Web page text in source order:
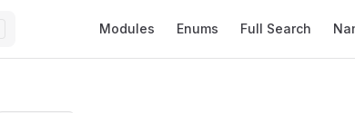
Modules Enums Full Search